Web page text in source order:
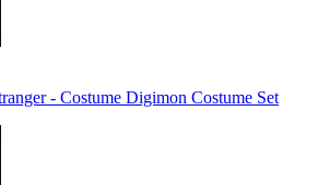
- Costume Digimon Costume Set